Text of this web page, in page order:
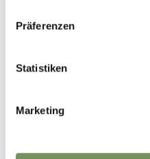
Präferenzen
Statistiken
Marketing